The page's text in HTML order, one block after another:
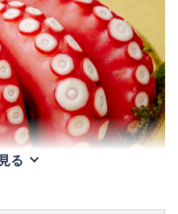
る